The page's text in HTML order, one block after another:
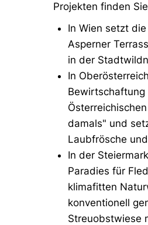
Projekten finden
In Wien setzt
Asperner
in der
In
damals" und
Laubfrösche
In der
Paradies für
klimafitten
konventionell
Streuobstwiese